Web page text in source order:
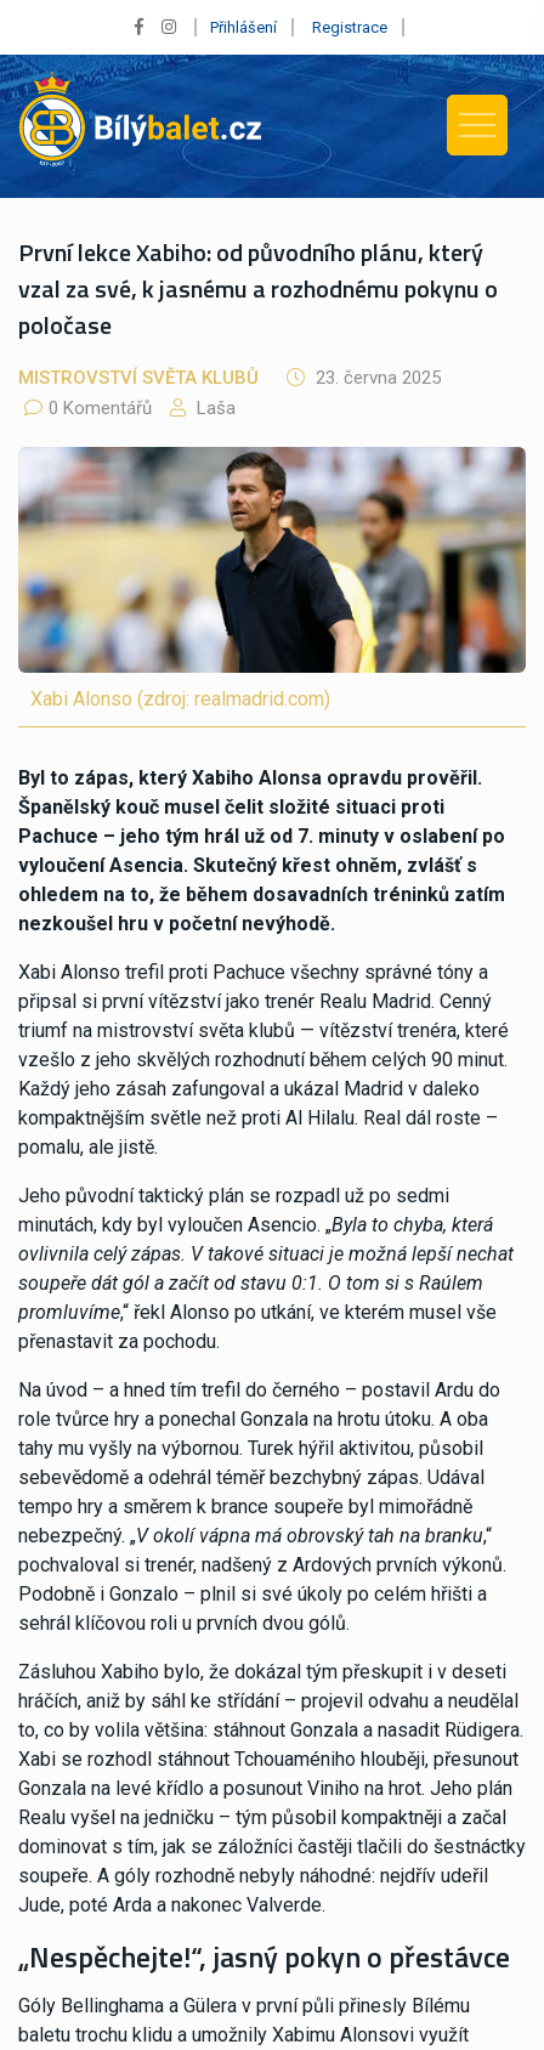
Přihlášení Registrace
První lekce Xabiho: od původního plánu, který
vzal za své, k jasnému a rozhodnému pokynu o
poločase
MISTROVSTVÍ SVĚTA KLUBŮ
23. června 2025
0 Komentářů
Laša
Xabi Alonso (zdroj: realmadrid.com)
Byl to zápas, který Xabiho Alonsa opravdu prověřil.
Španělský kouč musel čelit složité situaci proti
Pachuce – jeho tým hrál už od 7. minuty v oslabení po
vyloučení Asencia. Skutečný křest ohněm, zvlášť s
ohledem na to, že během dosavadních tréninků zatím
nezkoušel hru v početní nevýhodě.
Xabi Alonso trefil proti Pachuce všechny správné tóny a
připsal si první vítězství jako trenér Realu Madrid. Cenný
triumf na mistrovství světa klubů — vítězství trenéra, které
vzešlo z jeho skvělých rozhodnutí během celých 90 minut.
Každý jeho zásah zafungoval a ukázal Madrid v daleko
kompaktnějším světle než proti Al Hilalu. Real dál roste –
pomalu, ale jistě.
Jeho původní taktický plán se rozpadl už po sedmi
minutách, kdy byl vyloučen Asencio. „Byla to chyba, která
ovlivnila celý zápas. V takové situaci je možná lepší nechat
soupeře dát gól a začít od stavu 0:1. O tom si s Raúlem
promluvíme,“ řekl Alonso po utkání, ve kterém musel vše
přenastavit za pochodu.
Na úvod – a hned tím trefil do černého – postavil Ardu do
role tvůrce hry a ponechal Gonzala na hrotu útoku. A oba
tahy mu vyšly na výbornou. Turek hýřil aktivitou, působil
sebevědomě a odehrál téměř bezchybný zápas. Udával
tempo hry a směrem k brance soupeře byl mimořádně
nebezpečný. „V okolí vápna má obrovský tah na branku,“
pochvaloval si trenér, nadšený z Ardových prvních výkonů.
Podobně i Gonzalo – plnil si své úkoly po celém hřišti a
sehrál klíčovou roli u prvních dvou gólů.
Zásluhou Xabiho bylo, že dokázal tým přeskupit i v deseti
hráčích, aniž by sáhl ke střídání – projevil odvahu a neudělal
to, co by volila většina: stáhnout Gonzala a nasadit Rüdigera.
Xabi se rozhodl stáhnout Tchouaméniho hlouběji, přesunout
Gonzala na levé křídlo a posunout Viniho na hrot. Jeho plán
Realu vyšel na jedničku – tým působil kompaktněji a začal
dominovat s tím, jak se záložníci častěji tlačili do šestnáctky
soupeře. A góly rozhodně nebyly náhodné: nejdřív udeřil
Jude, poté Arda a nakonec Valverde.
„Nespěchejte!“, jasný pokyn o přestávce
Góly Bellinghama a Gülera v první půli přinesly Bílému
baletu trochu klidu a umožnily Xabimu Alonsovi využít